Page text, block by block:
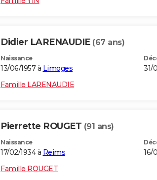
Didier LARENAUDIE (67 ans)
Naissance
13/06/1957 à Limoges 31/
Famille LARENAUDIE
Pierrette ROUGET (91 ans)
Naissance
17/02/1934 à Reims 16/
Famille ROUGET